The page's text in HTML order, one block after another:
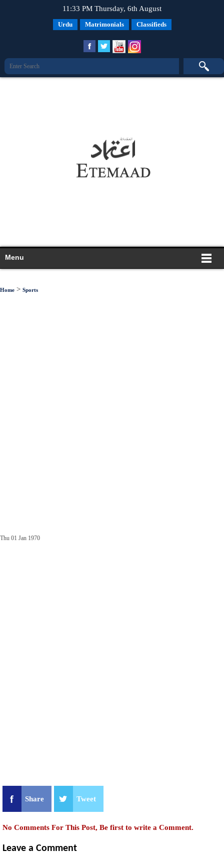
11:33 PM Thursday, 6th August
Urdu Matrimonials Classifieds
Menu
Home > Sports
Thu 01 Jan 1970
Share Tweet
No Comments For This Post, Be first to write a Comment.
Leave a Comment